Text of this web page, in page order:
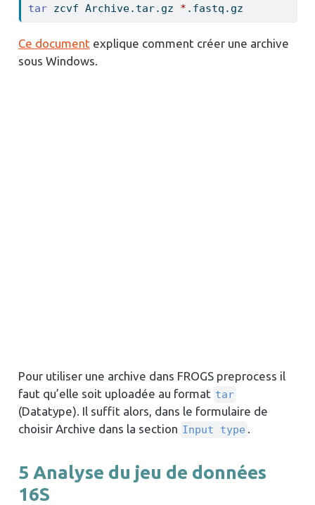
tar zcvf Archive.tar.gz * .fastq.gz
Ce document explique comment créer une archive
sous Windows.
Pour utiliser une archive dans FROGS preprocess il
faut qu’elle soit uploadée au format tar
(Datatype). Il suffit alors, dans le formulaire de
choisir Archive dans la section Input type
5 Analyse du jeu de données
16S